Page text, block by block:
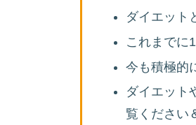
ダイエット
これまでに
今も積極的
ダイエット
覧ください